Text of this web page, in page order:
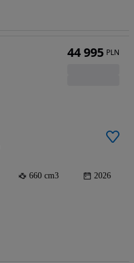
660 cm3 2026
44 995 PLN